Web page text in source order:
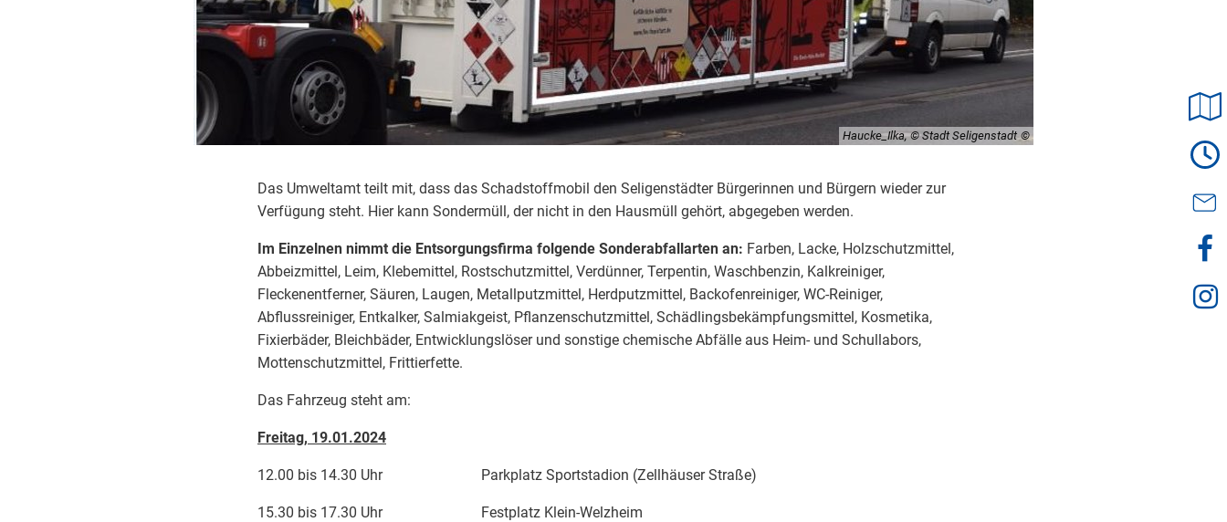
Haucke_Ilka, © Stadt Seligenstadt
Das Umweltamt teilt mit, dass das Schadstoffmobil den Seligenstädter Bürgerinnen und Bürgern wieder zur
Verfügung steht. Hier kann Sondermüll, der nicht in den Hausmüll gehört, abgegeben werden.
Im Einzelnen nimmt die Entsorgungsfirma folgende Sonderabfallarten an: Farben, Lacke, Holzschutzmittel,
Abbeizmittel, Leim, Klebemittel, Rostschutzmittel, Verdünner, Terpentin, Waschbenzin, Kalkreiniger,
Fleckenentferner, Säuren, Laugen, Metallputzmittel, Herdputzmittel, Backofenreiniger, WC-Reiniger,
Abflussreiniger, Entkalker, Salmiakgeist, Pflanzenschutzmittel, Schädlingsbekämpfungsmittel, Kosmetika,
Fixierbäder, Bleichbäder, Entwicklungslöser und sonstige chemische Abfälle aus Heim- und Schullabors,
Mottenschutzmittel, Frittierfette.
Das Fahrzeug steht am:
Freitag, 19.01.2024
12.00 bis 14.30 Uhr Parkplatz Sportstadion (Zellhäuser Straße)
15.30 bis 17.30 Uhr Festplatz Klein-Welzheim